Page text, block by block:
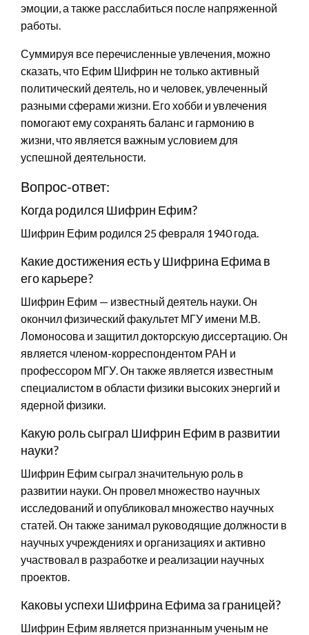
эмоции, а также расслабиться после напряженной
работы.
Суммируя все перечисленные увлечения, можно
сказать, что Ефим Шифрин не только активный
политический деятель, но и человек, увлеченный
разными сферами жизни. Его хобби и увлечения
помогают ему сохранять баланс и гармонию в
жизни, что является важным условием для
успешной деятельности.
Вопрос-ответ:
Когда родился Шифрин Ефим?
Шифрин Ефим родился 25 февраля 1940 года.
Какие достижения есть у Шифрина Ефима в
его карьере?
Шифрин Ефим — известный деятель науки. Он
окончил физический факультет МГУ имени М.В.
Ломоносова и защитил докторскую диссертацию. Он
является членом-корреспондентом РАН и
профессором МГУ. Он также является известным
специалистом в области физики высоких энергий и
ядерной физики.
Какую роль сыграл Шифрин Ефим в развитии
науки?
Шифрин Ефим сыграл значительную роль в
развитии науки. Он провел множество научных
исследований и опубликовал множество научных
статей. Он также занимал руководящие должности в
научных учреждениях и организациях и активно
участвовал в разработке и реализации научных
проектов.
Каковы успехи Шифрина Ефима за границей?
Шифрин Ефим является признанным ученым не